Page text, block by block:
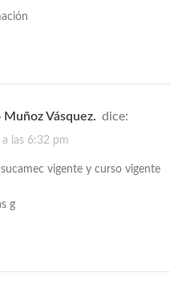
Muñoz Vásquez. dice:
las 6:32 pm
sucamec vigente y curso vigente
g